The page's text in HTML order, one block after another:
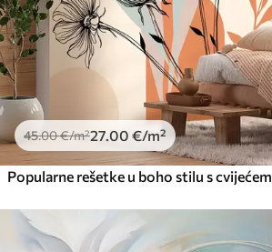
45.00€/m²27.00 €/m²
Popularne rešetke u boho stilu s cvijećem